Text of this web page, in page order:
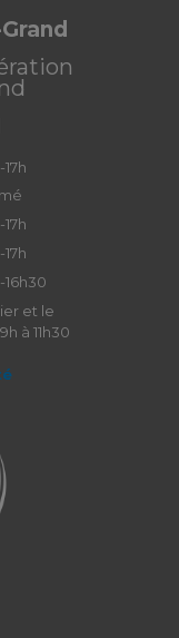
17h
17h
17h
16h30
et le
à 11h30